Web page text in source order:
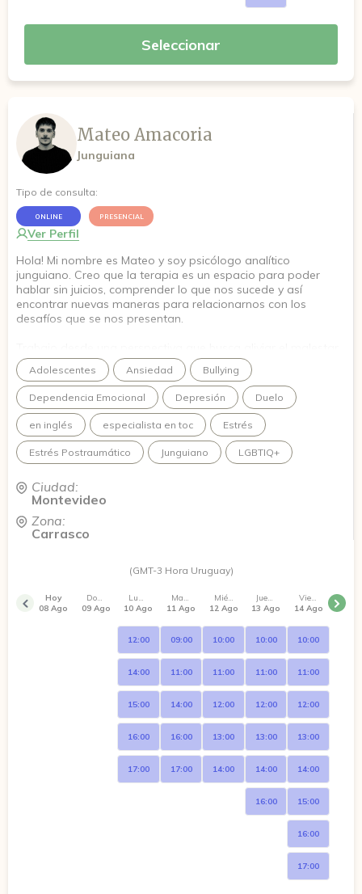
Seleccionar
Mateo Amacoria
Junguiana
Tipo de consulta:
ONLINE PRESENCIAL
Ver Perfil
Hola! Mi nombre es Mateo y soy psicólogo analítico
junguiano. Creo que la terapia es un espacio para poder
hablar sin juicios, comprender lo que nos sucede y así
encontrar nuevas maneras para relacionarnos con los
desafíos que se nos presentan.
peo también comprender su sentido y así favorecer el
autoconocimiento y el crecimiento personal.
Acompaño procesos relacionados con ansiedad, depresión,
conflictos en las relaciones, dificultades de autoestima,
importantes momentos de cambios, o a quienes buscan
conocerse mejor y conectar con su versión más auténtica.
Adolescentes Ansiedad Bullying
Dependencia Emocional Depresión Duelo
en inglés especialista en toc Estrés
Estrés Postraumático Junguiano LGBTIQ+
Ciudad:
Montevideo
Zona:
Carrasco
(GMT-3 Hora Uruguay)
Hoy
08 Ago
Domingo
09 Ago
Lunes
10 Ago
12:00
14:00
15:00
16:00
17:00
Martes
11 Ago
09:00
11:00
14:00
16:00
17:00
Miércoles
12 Ago
10:00
11:00
12:00
13:00
14:00
Jueves
13 Ago
10:00
11:00
12:00
13:00
14:00
16:00
Viernes
14 Ago
10:00
11:00
12:00
13:00
14:00
15:00
16:00
17:00